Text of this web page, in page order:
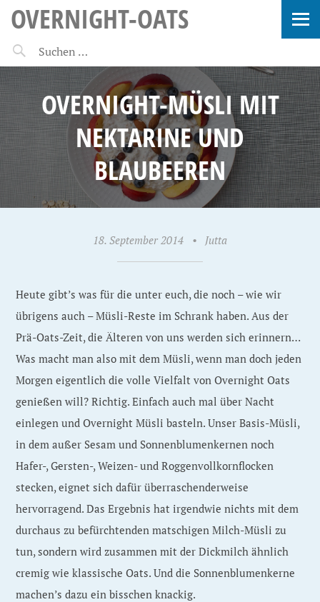
OVERNIGHT-OATS
OVERNIGHT-MÜSLI MIT
NEKTARINE UND
BLAUBEEREN
18. September 2014 • Jutta
Heute gibt’s was für die unter euch, die noch – wie wir
übrigens auch – Müsli-Reste im Schrank haben. Aus der
Prä-Oats-Zeit, die Älteren von uns werden sich erinnern…
Was macht man also mit dem Müsli, wenn man doch jeden
Morgen eigentlich die volle Vielfalt von Overnight Oats
genießen will? Richtig. Einfach auch mal über Nacht
einlegen und Overnight Müsli basteln. Unser Basis-Müsli,
in dem außer Sesam und Sonnenblumenkernen noch
Hafer-, Gersten-, Weizen- und Roggenvollkornflocken
stecken, eignet sich dafür überraschenderweise
hervorragend. Das Ergebnis hat irgendwie nichts mit dem
durchaus zu befürchtenden matschigen Milch-Müsli zu
tun, sondern wird zusammen mit der Dickmilch ähnlich
cremig wie klassische Oats. Und die Sonnenblumenkerne
machen’s dazu ein bisschen knackig.